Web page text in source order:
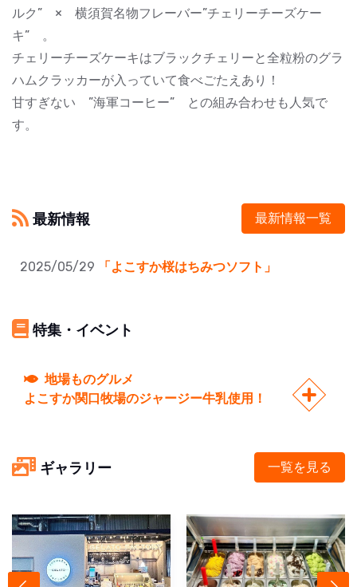
ルク” × 横須賀名物フレーバー”チェリーチーズケー
キ” 。
チェリーチーズケーキはブラックチェリーと全粒粉のグラ
ハムクラッカーが入っていて食べごたえあり！
甘すぎない ”海軍コーヒー” との組み合わせも人気で
す。
最新情報 最新情報一覧
2025/05/29 「よこすか桜はちみつソフト」
特集・イベント
地場ものグルメ
よこすか関口牧場のジャージー牛乳使用！
ギャラリー 一覧を見る